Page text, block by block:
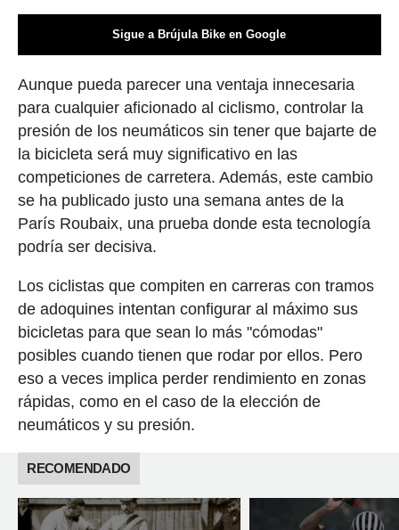
Sigue a Brújula Bike en Google
Aunque pueda parecer una ventaja innecesaria
para cualquier aficionado al ciclismo, controlar la
presión de los neumáticos sin tener que bajarte de
la bicicleta será muy significativo en las
competiciones de carretera. Además, este cambio
se ha publicado justo una semana antes de la
París Roubaix, una prueba donde esta tecnología
podría ser decisiva.
Los ciclistas que compiten en carreras con tramos
de adoquines intentan configurar al máximo sus
bicicletas para que sean lo más "cómodas"
posibles cuando tienen que rodar por ellos. Pero
eso a veces implica perder rendimiento en zonas
rápidas, como en el caso de la elección de
neumáticos y su presión.
RECOMENDADO